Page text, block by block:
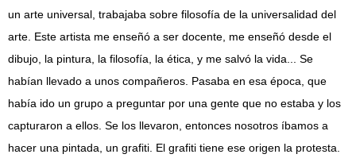
un arte universal, trabajaba sobre filosofía de la universalidad del
arte. Este artista me enseñó a ser docente, me enseñó desde el
dibujo, la pintura, la filosofía, la ética, y me salvó la vida... Se
habían llevado a unos compañeros. Pasaba en esa época, que
había ido un grupo a preguntar por una gente que no estaba y los
capturaron a ellos. Se los llevaron, entonces nosotros íbamos a
hacer una pintada, un grafiti. El grafiti tiene ese origen la protesta.